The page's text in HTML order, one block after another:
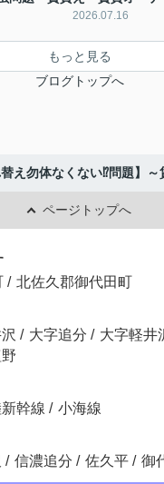
2026.07.16
もっと見る
ブログトップへ
え勿体なくない⁉問題】～
ページトップへ
/ 北佐久郡御代田町
/ 大字追分 / 大字軽井
幹線 / 小海線
/ 信濃追分 / 佐久平 / 御